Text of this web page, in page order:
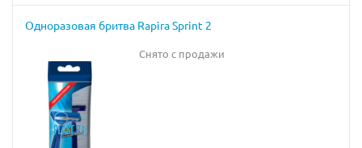
Одноразовая бритва Rapira Sprint 2
Снято с продажи